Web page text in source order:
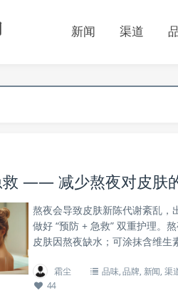
新闻 渠道
救 —— 减少熬夜对皮肤
熬夜会导致皮肤新陈代谢紊乱，
做好 “预防 + 急救” 双重护理。
皮肤因熬夜缺水；可涂抹含维
霜尘 品味,品牌, 新闻, 渠
44